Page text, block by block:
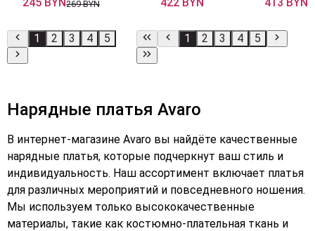
269 BYN
1 2 3 4 5 1 2 3 4 5
Нарядные платья Avaro
В интернет-магазине Avaro вы найдёте качественные
нарядные платья, которые подчеркнут ваш стиль и
индивидуальность. Наш ассортимент включает платья
для различных мероприятий и повседневного ношения.
Мы используем только высококачественные
материалы, такие как костюмно-плательная ткань и